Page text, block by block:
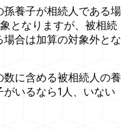
養子が相続人である場
となりますが、被相続
場合は加算の対象外とな
に含める被相続人の養
いるなら1人、いない